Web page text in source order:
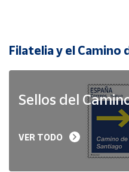
Filatelia y el Camino
Sellos del
VER TODO